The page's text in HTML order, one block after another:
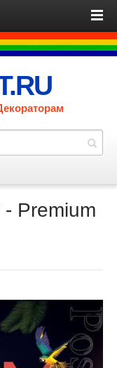
Premium